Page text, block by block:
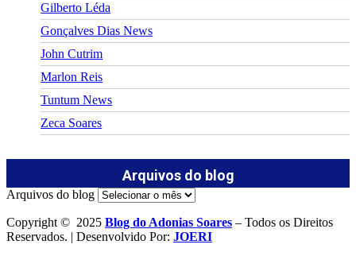
Gilberto Léda
Gonçalves Dias News
John Cutrim
Marlon Reis
Tuntum News
Zeca Soares
Arquivos do blog
Arquivos do blog
Copyright © 2025 Blog do Adonias Soares – Todos os Direitos
Reservados. | Desenvolvido Por: JOERI